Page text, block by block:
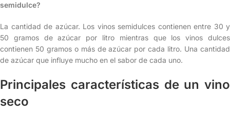
semidulce?
La cantidad de azúcar. Los vinos semidulces contienen entre 30 y
50 gramos de azúcar por litro mientras que los vinos dulces
contienen 50 gramos o más de azúcar por cada litro. Una cantidad
de azúcar que influye mucho en el sabor de cada uno.
Principales características de un vino
seco